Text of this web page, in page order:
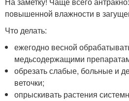
повышенной влажности в
Что делать:
ежегодно весной
медьсодержащими
обрезать слабые, больные и
веточки;
опрыскивать растения